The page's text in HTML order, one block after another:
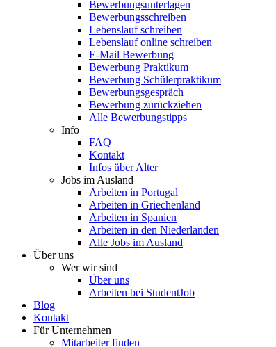
Bewerbungsunterlagen
Bewerbungsschreiben
Lebenslauf schreiben
Lebenslauf online schreiben
E-Mail Bewerbung
Bewerbung Praktikum
Bewerbung Schülerpraktikum
Bewerbungsgespräch
Bewerbung zurückziehen
Alle Bewerbungstipps
Info
FAQ
Kontakt
Infos über Alter
Jobs im Ausland
Arbeiten in Portugal
Arbeiten in Griechenland
Arbeiten in Spanien
Arbeiten in den Niederlanden
Alle Jobs im Ausland
Über uns
Wer wir sind
Über uns
Arbeiten bei StudentJob
Blog
Kontakt
Für Unternehmen
Mitarbeiter finden